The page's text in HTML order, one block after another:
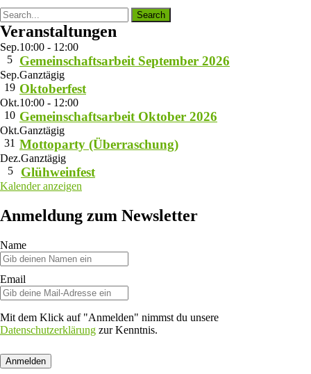
Veranstaltungen
Sep.
5
10:00 - 12:00
Gemeinschaftsarbeit September 2026
Sep.
19
Ganztägig
Oktoberfest
Okt.
10
10:00 - 12:00
Gemeinschaftsarbeit Oktober 2026
Okt.
31
Ganztägig
Mottoparty (Überraschung)
Dez.
5
Ganztägig
Glühweinfest
Kalender anzeigen
Anmeldung zum Newsletter
Name
Email
Mit dem Klick auf "Anmelden" nimmst du unsere
Datenschutzerklärung zur Kenntnis.